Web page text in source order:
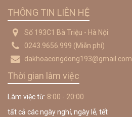
THÔNG TIN LIÊN HỆ
Số 193C1 Bà Triệu - Hà Nội
0243.9656.999 (Miễn phí)
dakhoacongdong193@gmail.com
Thời gian làm việc
Làm việc từ: 8:00 - 20:00
tất cả các ngày nghỉ, ngày lễ, tết